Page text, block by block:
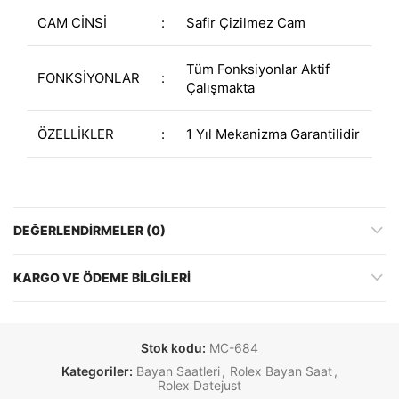
CAM CİNSİ : Safir Çizilmez Cam
FONKSİYONLAR :
Tüm Fonksiyonlar Aktif
Çalışmakta
ÖZELLİKLER : 1 Yıl Mekanizma Garantilidir
DEĞERLENDIRMELER (0)
KARGO VE ÖDEME BILGILERI
Stok kodu: MC-684
Kategoriler: Bayan Saatleri , Rolex Bayan Saat ,
Rolex Datejust